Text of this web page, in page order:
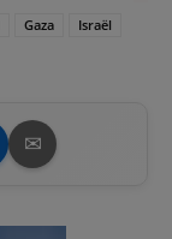
Gaza
Israël
✉